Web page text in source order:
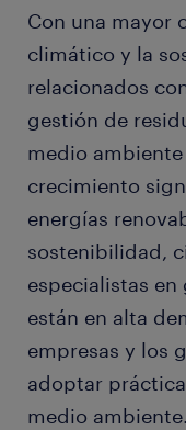
Con una mayor
climático y la
relacionados
gestión de
medio
crecimiento
energías
sostenibilidad,
especialistas
están en alta
empresas y los
adoptar
medio ambiente.